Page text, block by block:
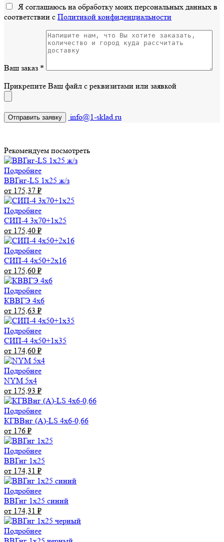
Я соглашаюсь на обработку моих персональных данных в
соответствии с Политикой конфиденциальности
Ваш заказ *
Прикрепите Ваш файл с реквизитами или заявкой
info@1-sklad.ru
Рекомендуем посмотреть
Подробнее
ВВГнг-LS 1х25 ж/з
от 175,37 ₽
Подробнее
СИП-4 3х70+1х25
от 175,40 ₽
Подробнее
СИП-4 4х50+2х16
от 175,60 ₽
Подробнее
КВВГЭ 4х6
от 175,63 ₽
Подробнее
СИП-4 4х50+1х35
от 174,60 ₽
Подробнее
NYM 5х4
от 175,93 ₽
Подробнее
КГВВнг (А)-LS 4х6-0,66
от 176 ₽
Подробнее
ВВГнг 1х25
от 174,31 ₽
Подробнее
ВВГнг 1х25 синий
от 174,31 ₽
Подробнее